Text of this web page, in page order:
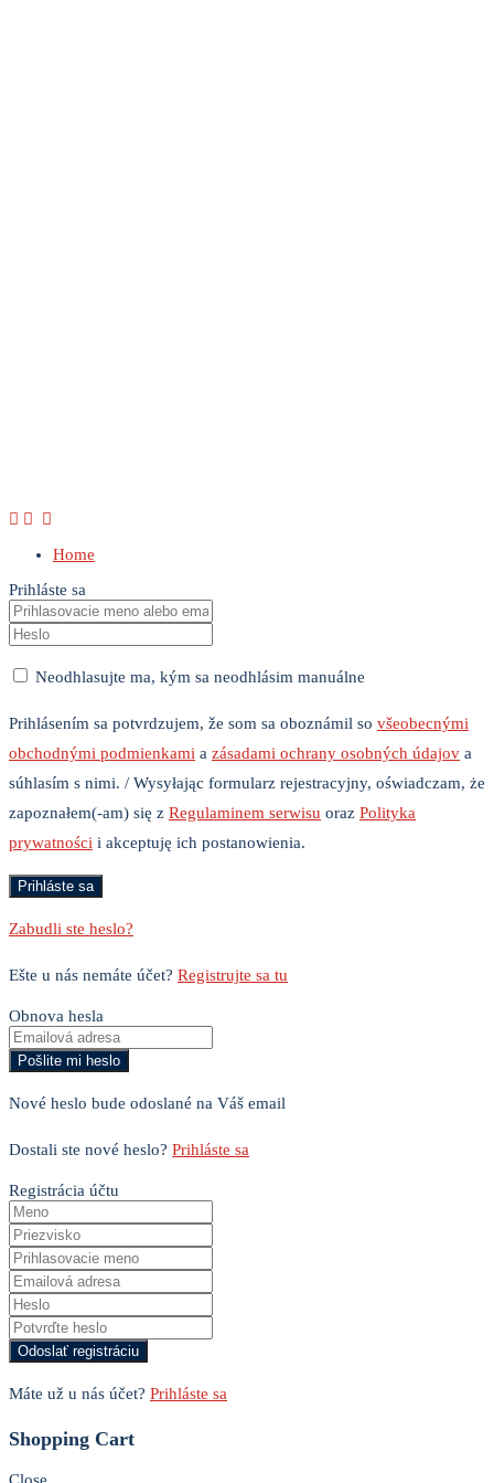
Home
Prihláste sa
Neodhlasujte ma, kým sa neodhlásim manuálne
Prihlásením sa potvrdzujem, že som sa oboznámil so všeobecnými
obchodnými podmienkami a zásadami ochrany osobných údajov a
súhlasím s nimi. / Wysyłając formularz rejestracyjny, oświadczam, że
zapoznałem(-am) się z Regulaminem serwisu oraz Polityka
prywatności i akceptuję ich postanowienia.
Zabudli ste heslo?
Ešte u nás nemáte účet? Registrujte sa tu
Obnova hesla
Nové heslo bude odoslané na Váš email
Dostali ste nové heslo? Prihláste sa
Registrácia účtu
Máte už u nás účet? Prihláste sa
Shopping Cart